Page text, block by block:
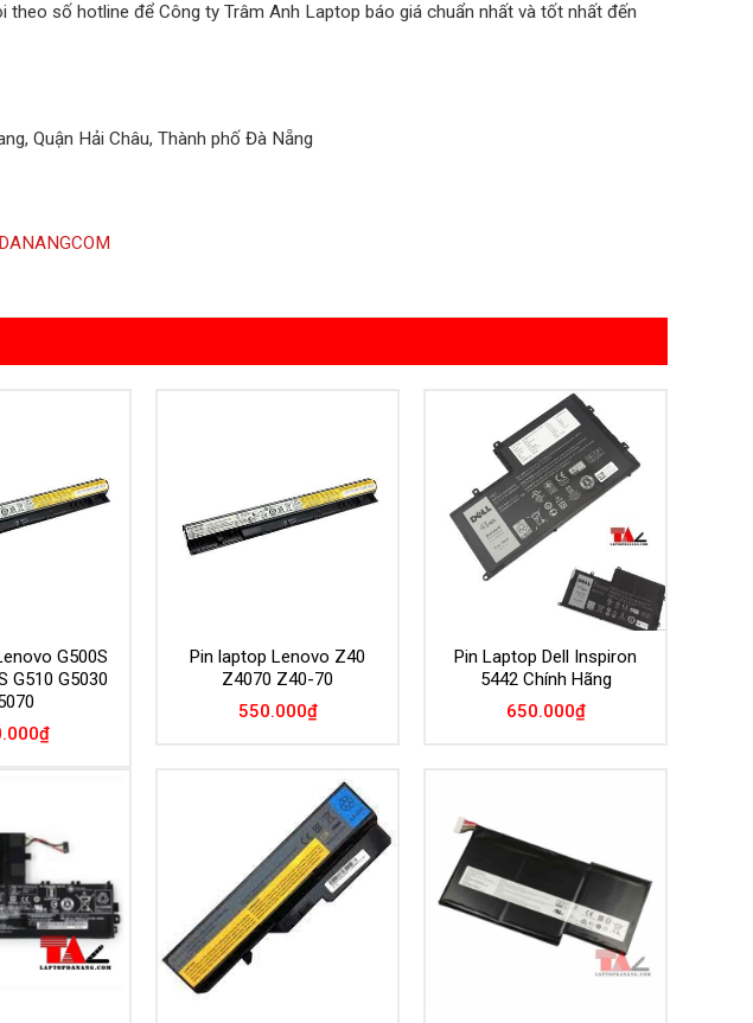
theo số hotline để Công ty Trâm Anh Laptop báo giá chuẩn nhất và tốt nhất đến
Quận Hải Châu, Thành phố Đà Nẵng
G500S
G510 G5030
₫
Pin laptop Lenovo Z40
Z4070 Z40-70
550.000₫
Add to
Wishlist
Pin Laptop Dell Inspiron
5442 Chính Hãng
650.000₫
Wishlist
Add to
Wishlist